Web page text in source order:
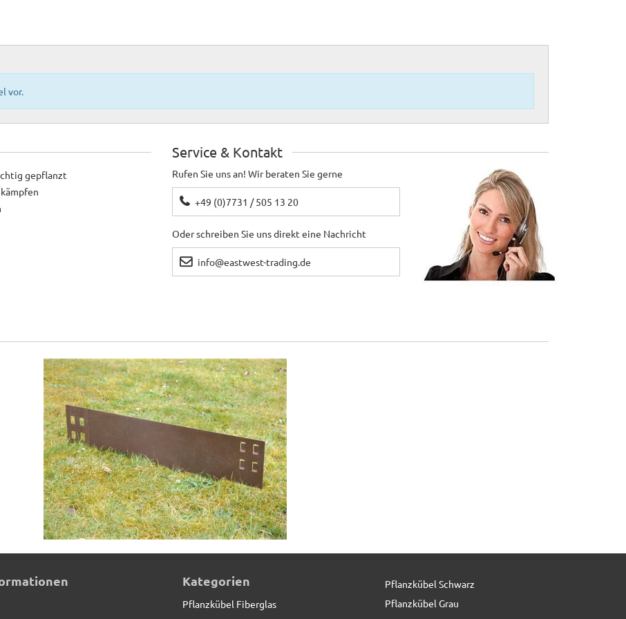
vor.
gepflanzt
Service & Kontakt
Rufen Sie uns an! Wir beraten Sie gerne
+49 (0)7731 / 505 13 20
Oder schreiben Sie uns direkt eine Nachricht
info@eastwest-trading.de
7,80 € *
Kategorien
Pflanzkübel Fiberglas
Pflanzkübel Schwarz
Pflanzkübel Grau